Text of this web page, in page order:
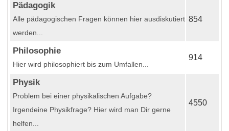
Pädagogik
Alle pädagogischen Fragen können hier ausdiskutiert
werden...
854
Philosophie
Hier wird philosophiert bis zum Umfallen...
914
Physik
Problem bei einer physikalischen Aufgabe?
Irgendeine Physikfrage? Hier wird man Dir gerne
helfen...
4550